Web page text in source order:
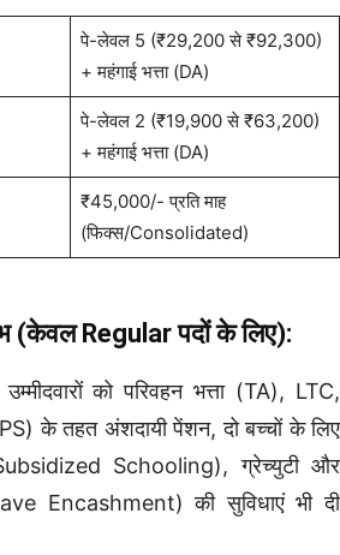
पे-लेवल 5 (₹29,200 से ₹92,300)
+ महंगाई भत्ता (DA)
पे-लेवल 2 (₹19,900 से ₹63,200)
+ महंगाई भत्ता (DA)
₹45,000/- प्रति माह
(फिक्स/Consolidated)
(केवल Regular पदों के लिए):
को परिवहन भत्ता (TA), LTC,
के तहत अंशदायी पेंशन, दो बच्चों के लिए
(Subsidized Schooling), ग्रेच्युटी और
Encashment) की सुविधाएं भी दी